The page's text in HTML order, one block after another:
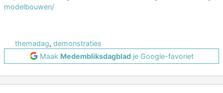
modelbouwen/
themadag, demonstraties
Maak Medembliksdagbladje Google-favoriet